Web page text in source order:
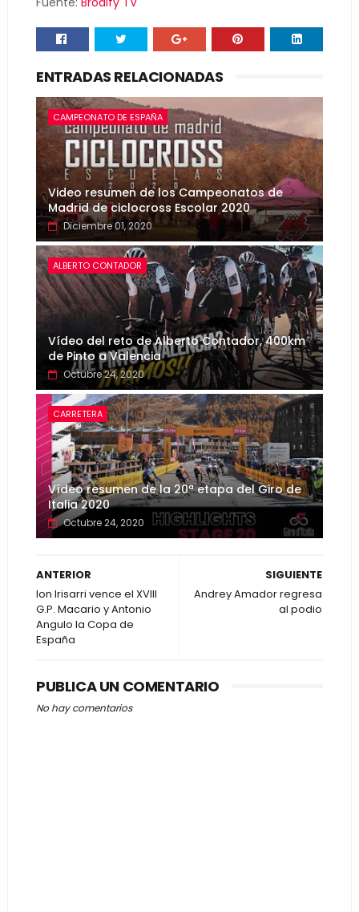
ENTRADAS RELACIONADAS
CAMPEONATO DE ESPAÑA
Video resumen de los Campeonatos de
Madrid de ciclocross Escolar 2020
Diciembre 01, 2020
ALBERTO CONTADOR
Vídeo del reto de Alberto Contador, 400km
de Pinto a Valencia
Octubre 24, 2020
CARRETERA
Vídeo resumen de la 20ª etapa del Giro de
Italia 2020
Octubre 24, 2020
SIGUIENTE
Andrey Amador regresa
al podio
ANTERIOR
Ion Irisarri vence el XVIII
G.P. Macario y Antonio
Angulo la Copa de
España
PUBLICA UN COMENTARIO
No hay comentarios